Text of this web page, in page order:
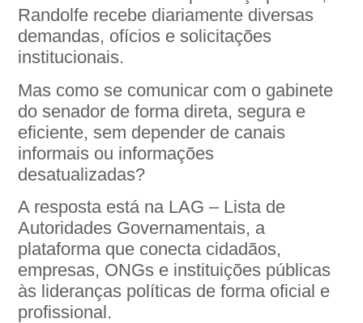
Randolfe recebe diariamente diversas
demandas, ofícios e solicitações
institucionais.
Mas como se comunicar com o gabinete
do senador de forma direta, segura e
eficiente, sem depender de canais
informais ou informações
desatualizadas?
A resposta está na LAG – Lista de
Autoridades Governamentais, a
plataforma que conecta cidadãos,
empresas, ONGs e instituições públicas
às lideranças políticas de forma oficial e
profissional.